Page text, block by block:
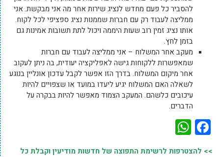
להסביר כל פעם מחדש לנציג שירות אחר מה אני מבקשת. אני
ממליצה לעבוד רק עם חברות שממנות נציג ספציפי לכל לקוח.
אותו נציג זמין רוב שעות היממה ויכול לתת תשובות אמינות גם
בזמן לחץ.
מעקב אחר המשלוח – אני ממליצה לעבוד עם חברות
שמאפשרות ללקוחות גישה לאפליקציה יעודית, בה ניתן לעקוב
אחר מיקום המשלוח. בדרך הזו אפשר לקבל עדכון אונליין בנוגע
לשאלה האם המשלוח יגיע ליעדו במועד או שצפויים להיות
עיכובים כלשהם. המעקב הצמוד מאפשר להיות בבקרה על
הדברים.
Facebook
>> להצטרפות לרשימת התפוצה של חדשות מודיעין וקבלת כל